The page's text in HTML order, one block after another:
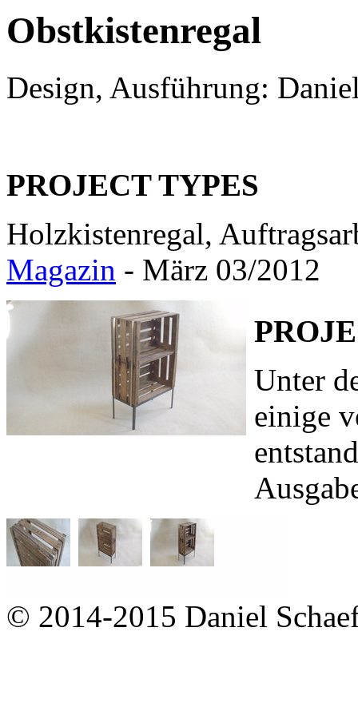
Obstkistenregal
Design, Ausführung:
PROJECT TYPES
Holzkistenregal,
Magazin - März 03/2012
Unter
einige
© 2014-2015 Daniel